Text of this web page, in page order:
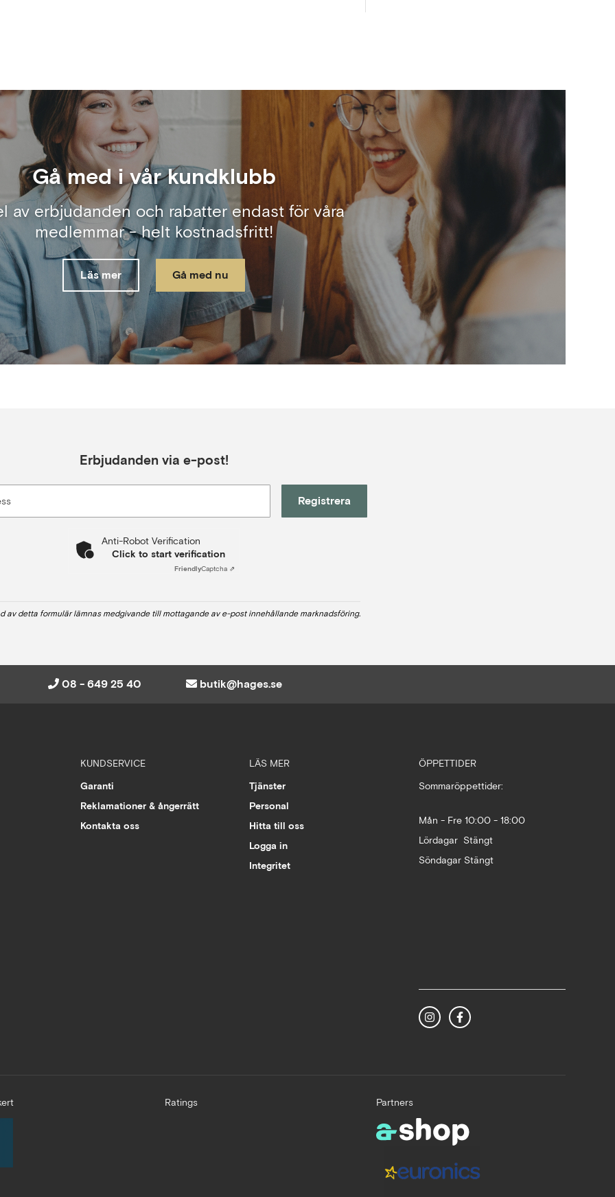
Gå med i vår kundklubb
av erbjudanden och rabatter endast för våra
medlemmar - helt kostnadsfritt!
Läs mer Gå med nu
Erbjudanden via e-post!
Registrera
Anti-Robot Verification
Click to start verification
FriendlyCaptcha ⇗
av detta formulär lämnas medgivande till mottagande av e-post innehållande marknadsföring.
08 - 649 25 40 butik@hages.se
KUNDSERVICE
Garanti
Reklamationer & ångerrätt
Kontakta oss
LÄS MER
Tjänster
Personal
Hitta till oss
Logga in
Integritet
ÖPPETTIDER
Sommaröppettider:
Mån - Fre 10:00 - 18:00
Lördagar Stängt
Söndagar Stängt
Ratings Partners